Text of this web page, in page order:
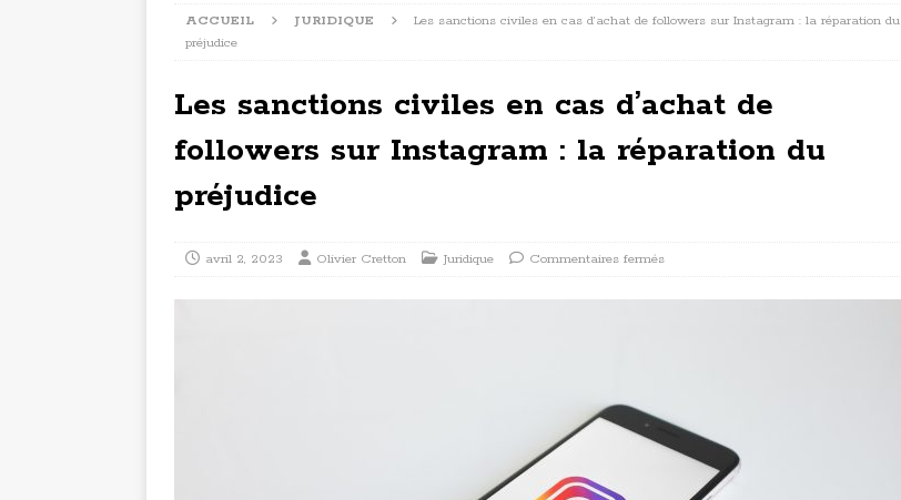
ACCUEIL JURIDIQUE
Les sanctions civiles en cas d’achat de followers sur Instagram : la réparation du
préjudice
Les sanctions civiles en cas d’achat de
followers sur Instagram : la réparation du
préjudice
avril 2, 2023 Olivier Cretton Juridique Commentaires fermés